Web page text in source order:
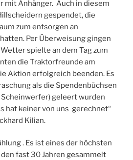
mit Anhänger. Auch in diesem
gespendet, die
zum entsorgen an
Per Überweisung gingen
spielte an dem Tag zum
die Traktorfreunde am
Aktion erfolgreich beenden. Es
als die Spendenbüchsen
Scheinwerfer) geleert wurden
hat keiner von uns gerechnet“
Kilian.
. Es ist eines der höchsten
fast 30 Jahren gesammelt